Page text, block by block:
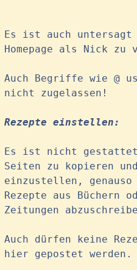
Es ist auch untersagt
Homepage als Nick zu
Auch Begriffe wie @
nicht zugelassen!
Rezepte einstellen:
Es ist nicht gestattet
Seiten zu kopieren
einzustellen,
Rezepte aus Büchern
Zeitungen
Auch dürfen keine
hier gepostet werden.